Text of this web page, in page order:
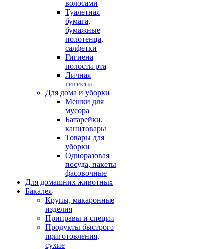
волосами
Туалетная
бумага,
бумажные
полотенца,
салфетки
Гигиена
полости рта
Личная
гигиена
Для дома и уборки
Мешки для
мусора
Батарейки,
канцтовары
Товары для
уборки
Одноразовая
посуда, пакеты
фасовочные
Для домашних животных
Бакалея
Крупы, макаронные
изделия
Приправы и специи
Продукты быстрого
приготовления,
сухие